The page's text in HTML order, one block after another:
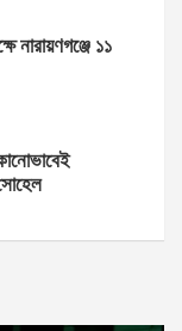
নারায়ণগঞ্জে ১১